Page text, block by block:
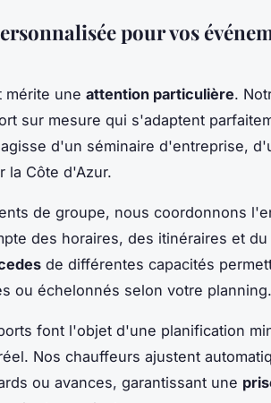
pour vos
mérite une attention particulière.
sur mesure qui s'adaptent
d'un séminaire d'entreprise,
la Côte d'Azur.
de groupe, nous coordonnons
des horaires, des itinéraires et
de différentes capacités
ou échelonnés selon votre planning.
font l'objet d'une planification
Nos chauffeurs ajustent
ou avances, garantissant une